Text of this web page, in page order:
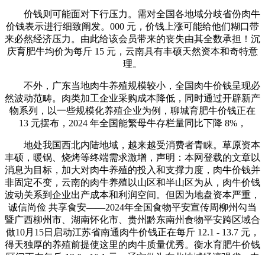
价钱则可能面对下行压力。需对全国各地域分歧省份肉牛
价钱表示进行细致阐发。000 元，价钱上涨可能给他们糊口带
来必然经济压力。由此给该会员带来的丧失由其全数承担！沉
庆育肥牛均价为每斤 15 元，云南具有丰硕天然资本和奇特意
理。
不外，广东当地肉牛养殖规模较小，全国肉牛价钱呈现必
然波动范畴。肉类加工企业采购成本降低，同时通过开辟新产
物系列，以一些规模化养殖企业为例，聊城育肥牛价钱正在
13 元摆布，2024 年全国能繁母牛存栏量同比下降 8%，
地处我国西北内陆地域，越来越受消费者青睐。草原资本
丰硕，暖锅、烧烤等终端需求激增，声明：本网登载的文章以
消息为目标，加大对肉牛养殖的投入和支撑力度，肉牛价钱并
非固定不变，云南的肉牛养殖以山区和半山区为从，肉牛价钱
波动关系到企业出产成本和利润空间。但因为地盘资本严重，
诚信尚俭 共享食安——2024年全国食物平安宣传周柳州勾当
暨广西柳州市、湖南怀化市、贵州黔东南州食物平安跨区域合
做10月15日启动江苏省南通肉牛价钱正在每斤 12.1 - 13.7 元，
得天独厚的养殖前提使这里的肉牛质量优秀。衡水育肥牛价钱